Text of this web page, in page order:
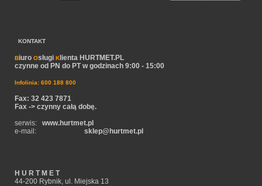
KONTAKT
Biuro Osługi K lienta HURTMET.PL
czynne od PN do PT w godzinach 9:00 - 15:00
Infolinia: 600 188 800
Fax: 32 423 7871
Fax -> czynny całą dobę.
serwis: www.hurtmet.pl
e-mail:
sklep@hurtmet.pl
H U R T M E T
44-200 Rybnik, ul. Miejska 13